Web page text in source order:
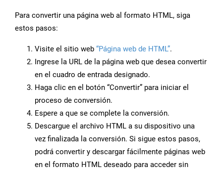
Para convertir una página web al formato HTML, siga
estos pasos:
Visite el sitio web “Página web de HTML”.
Ingrese la URL de la página web que desea convertir
en el cuadro de entrada designado.
Haga clic en el botón “Convertir” para iniciar el
proceso de conversión.
Espere a que se complete la conversión.
Descargue el archivo HTML a su dispositivo una
vez finalizada la conversión. Si sigue estos pasos,
podrá convertir y descargar fácilmente páginas web
en el formato HTML deseado para acceder sin